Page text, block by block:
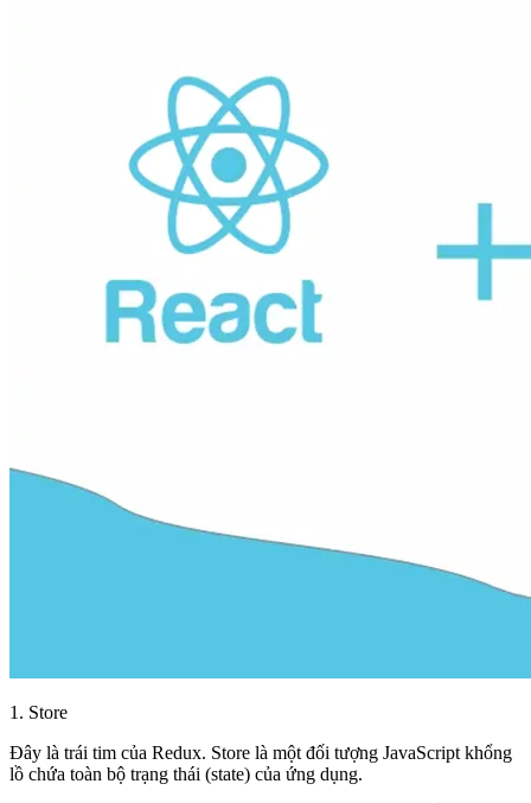
1. Store
Đây là trái tim của Redux. Store là một đối tượng JavaScript khổng
lồ chứa toàn bộ trạng thái (state) của ứng dụng.